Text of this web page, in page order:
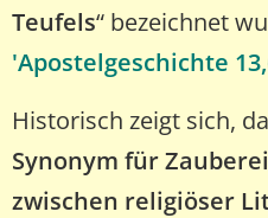
Teufels“ bezeichnet
'Apostelgeschichte
Historisch zeigt sich,
Synonym für Zauberei
zwischen religiöser